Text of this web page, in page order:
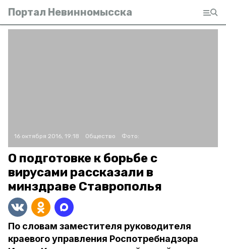
Портал Невинномысска
16 октября 2016, 19:18 Общество Фото:
О подготовке к борьбе с
вирусами рассказали в
минздраве Ставрополья
По словам заместителя руководителя
краевого управления Роспотребнадзора